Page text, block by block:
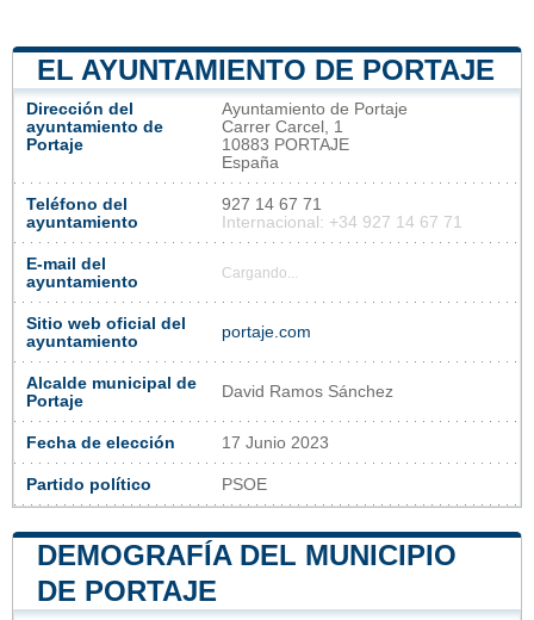
EL AYUNTAMIENTO DE PORTAJE
Dirección del
ayuntamiento de
Portaje
Ayuntamiento de Portaje
Carrer Carcel, 1
10883 PORTAJE
España
Teléfono del
ayuntamiento
927 14 67 71
Internacional: +34 927 14 67 71
E-mail del
ayuntamiento
Cargando...
Sitio web oficial del
ayuntamiento
portaje.com
Alcalde municipal de
Portaje
David Ramos Sánchez
Fecha de elección 17 Junio 2023
Partido político PSOE
DEMOGRAFÍA DEL MUNICIPIO
DE PORTAJE